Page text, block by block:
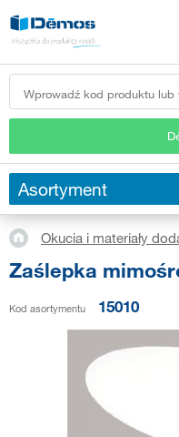
Asortyment
Okucia i materiały
Zaślepka
Kod asortymentu 15010